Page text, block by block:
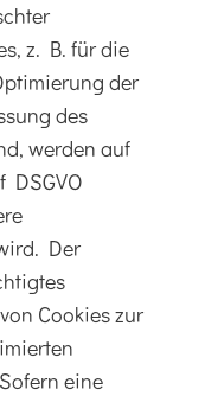
z. B. für die
der
des
werden auf
DSGVO
Der
Cookies zur
eine